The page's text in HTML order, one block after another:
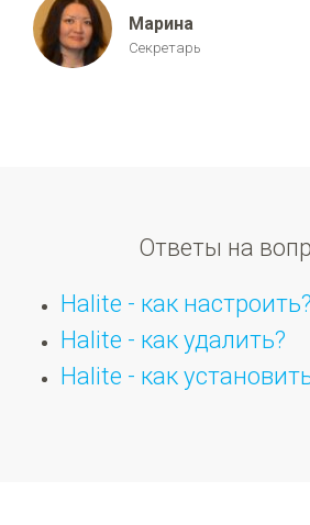
Марина
Секретарь
Ответы на
Halite - как настроить?
Halite - как удалить?
Halite - как